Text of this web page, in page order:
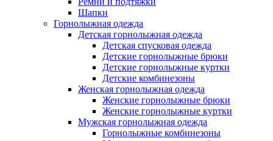
Шапки
Горнолыжная одежда
Детская горнолыжная одежда
Детская спусковая одежда
Детские горнолыжные брюки
Детские горнолыжные куртки
Детские комбинезоны
Женская горнолыжная одежда
Женские горнолыжные брюки
Женские горнолыжные куртки
Мужская горнолыжная одежда
Горнолыжные комбинезоны